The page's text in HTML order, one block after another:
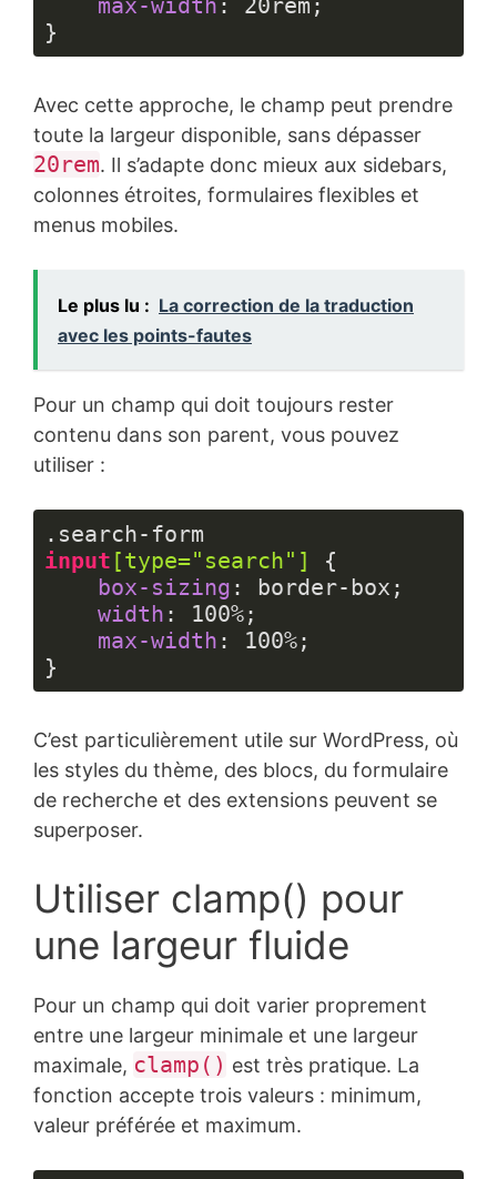
max-width : 20rem ;
}
code :
CSS
(css)
Avec cette approche, le champ peut prendre
toute la largeur disponible, sans dépasser
20rem. Il s’adapte donc mieux aux sidebars,
colonnes étroites, formulaires flexibles et
menus mobiles.
Le plus lu : La correction de la traduction
avec les points-fautes
Pour un champ qui doit toujours rester
contenu dans son parent, vous pouvez
utiliser :
.search-form
input [type="search" ]
{
box-sizing : border-box;
width : 100%;
max-width : 100%;
}
code :
CSS
(css)
C’est particulièrement utile sur WordPress, où
les styles du thème, des blocs, du formulaire
de recherche et des extensions peuvent se
superposer.
Utiliser clamp() pour
une largeur fluide
Pour un champ qui doit varier proprement
entre une largeur minimale et une largeur
maximale, clamp() est très pratique. La
fonction accepte trois valeurs : minimum,
valeur préférée et maximum.